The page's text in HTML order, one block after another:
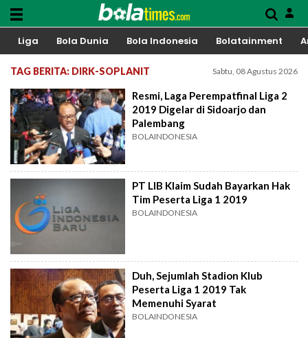
Liga Bola Dunia Bola Indonesia Bolatainment
TAG BERITA: DIRK-SOPLANIT Sabtu, 08 Agustus 2026
Resmi, Laga Perempatfinal Liga 2
2019 Digelar di Sidoarjo dan
Palembang
BOLAINDONESIA
PT LIB Klaim Sudah Bayarkan Hak
Tim Peserta Liga 1 2019
BOLAINDONESIA
Duh, Sejumlah Stadion Klub
Peserta Liga 1 2019 Tak
Memenuhi Syarat
BOLAINDONESIA